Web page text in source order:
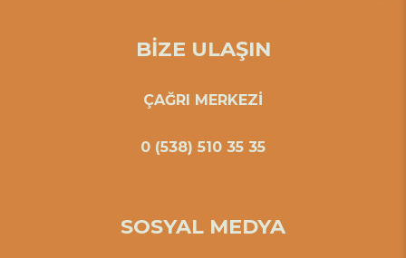
BİZE ULAŞIN
ÇAĞRI MERKEZİ
0 (538) 510 35 35
SOSYAL MEDYA